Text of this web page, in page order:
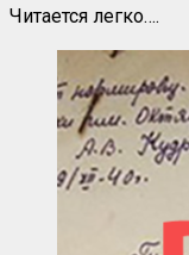
Читается легко….